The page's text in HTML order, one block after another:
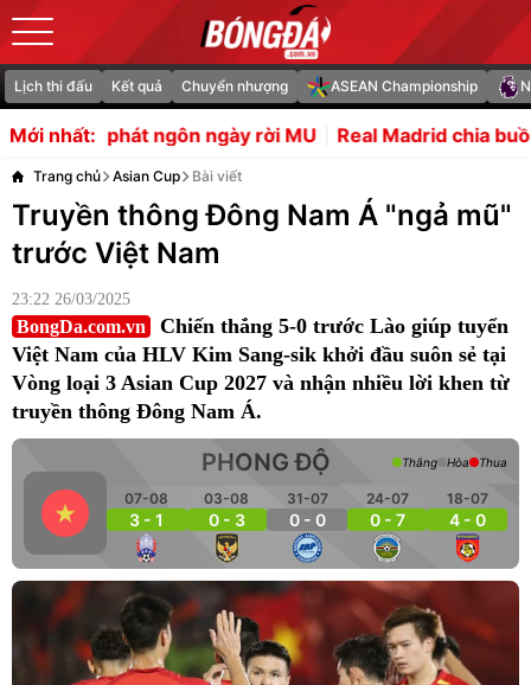
Lịch thi đấu Kết quả Chuyển nhượng ASEAN Championship
Mới nhất:
ngày rời MU Real Madrid chia buồn khi cha Messi
Trang chủ Asian Cup Bài viết
Truyền thông Đông Nam Á "ngả mũ"
trước Việt Nam
23:22 26/03/2025
BongDa.com.vn
Chiến thắng 5-0 trước Lào giúp tuyển
Việt Nam của HLV Kim Sang-sik khởi đầu suôn sẻ tại
Vòng loại 3 Asian Cup 2027 và nhận nhiều lời khen từ
truyền thông Đông Nam Á.
PHONG ĐỘ
07-08
3 - 1
03-08
0 - 3
31-07
0 - 0
24-07
0 - 7
18-07
4 - 0
Thắng Hòa Thua